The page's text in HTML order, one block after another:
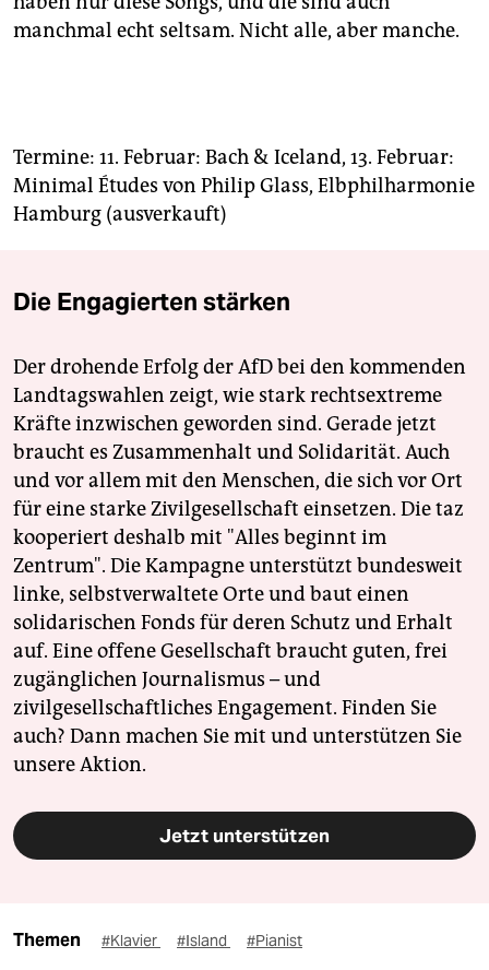
manchmal echt seltsam. Nicht alle, aber manche.
Termine: 11. Februar: Bach & Iceland, 13. Februar:
Minimal Études von Philip Glass, Elbphilharmonie
Hamburg (ausverkauft)
Die Engagierten stärken
Der drohende Erfolg der AfD bei den kommenden
Landtagswahlen zeigt, wie stark rechtsextreme
Kräfte inzwischen geworden sind. Gerade jetzt
braucht es Zusammenhalt und Solidarität. Auch
und vor allem mit den Menschen, die sich vor Ort
für eine starke Zivilgesellschaft einsetzen. Die taz
kooperiert deshalb mit "Alles beginnt im
Zentrum". Die Kampagne unterstützt bundesweit
linke, selbstverwaltete Orte und baut einen
solidarischen Fonds für deren Schutz und Erhalt
auf. Eine offene Gesellschaft braucht guten, frei
zugänglichen Journalismus – und
zivilgesellschaftliches Engagement. Finden Sie
auch? Dann machen Sie mit und unterstützen Sie
unsere Aktion.
Jetzt unterstützen
Themen #Klavier #Island #Pianist